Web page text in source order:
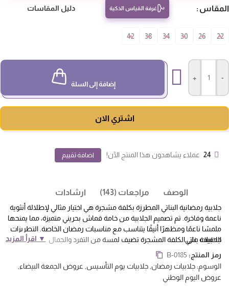
غرفة القياس الذكية دليل المقاسات
22
26
30
34
38
42
إضافة إلى السلة
اشتري الان
24 عملاء يشاهدون هذا المنتج الآن! اضافة تقييم
الوصف مراجعات (143) ارشادات
جلابية رمضانية البناتي المطرزة بكلفة مشجرة هي اختيار مثالي لإطلالة أنثوية
ناعمة وفاخرة. تم تصميم الجلابية من خامة قماش بحريني متميزة، مما يمنحها
ملمسًا ناعمًا ومظهرًا أنيقًا يتناسب مع مناسبات رمضان الخاصة. التطريزات
الدقيقة على الكلفة المشجرة تضيف لمسة من التفرد والجمال، ما يجعلها
قطعة مميزة لأطفالكِ.تتميز الجلابية بقصة واسعة تمنح الطفلة راحة تامة أثناء
الحركة، بينما تظل تحتفظ بمظهر أنيق. التشجير الأمامي يعكس فخامة التصميم
ويزيد من جمال الجلابية، ليضفي على الطفلة إطلالة مميزة. أما القطعة الداخلية
من نفس خامة البشة، فهي تعزز من الراحة وتضيف لمسة إضافية من الفخامة
جلابيات بناتي
▼ اقرأ المزيد
رمز المنتج:B-0185
الوسوم:جلابيات رمضان, جلابيات يوم التأسيس, عروض الجمعة البيضاء,
عروض اليوم الوطني